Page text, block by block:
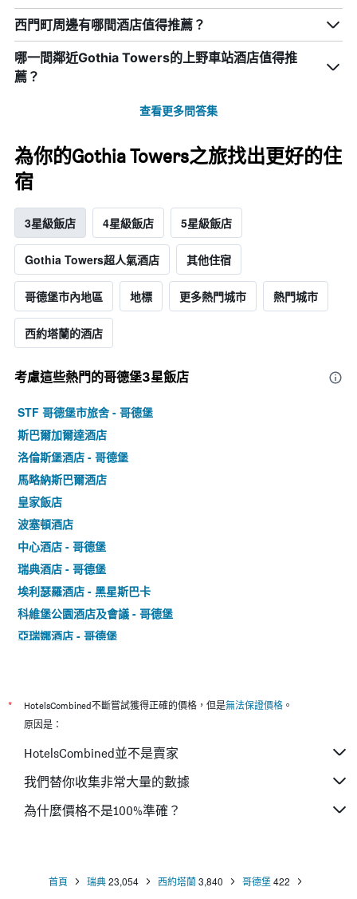
西門町周邊有哪間酒店值得推薦？
哪一間鄰近Gothia Towers的上野車站酒店值得推
薦？
查看更多問答集
為你的Gothia Towers之旅找出更好的住
宿
3星級飯店 4星級飯店 5星級飯店
Gothia Towers超人氣酒店 其他住宿
哥德堡市內地區 地標 更多熱門城市 熱門城市
西約塔蘭的酒店
考慮這些熱門的哥德堡3星​飯店
STF 哥德堡市旅舍 - 哥德堡
斯巴爾加爾達酒店
洛倫斯堡酒店 - 哥德堡
馬略納斯巴爾酒店
皇家飯店
波塞頓酒店
中心酒店 - 哥德堡
瑞典酒店 - 哥德堡
埃利瑟羅酒店 - 黑星斯巴卡
科維堡公園酒店及會議 - 哥德堡
亞瑞娜酒店 - 哥德堡
* HotelsCombined不斷嘗試獲得正確的價格，但是無法保證價格 。
原因是：
HotelsCombined並不是賣家
我們替你收集非常大量的數據
為什麼價格不是100%準確？
首頁 瑞典 23,054 西約塔蘭 3,840 哥德堡 422